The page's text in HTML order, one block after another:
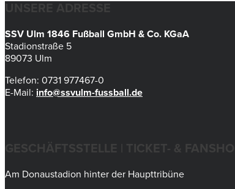
UNSERE ADRESSE
SSV Ulm 1846 Fußball GmbH & Co. KGaA
Stadionstraße 5
89073 Ulm
Telefon: 0731 977467-0
E-Mail: info@ssvulm-fussball.de
GESCHÄFTSSTELLE | TICKET- & FANSHOP
Am Donaustadion hinter der Haupttribüne